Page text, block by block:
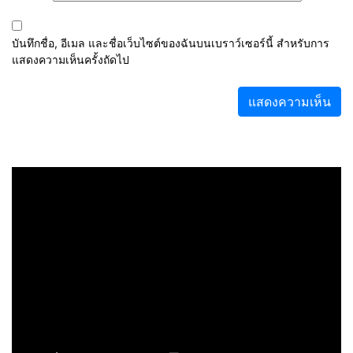
บันทึกชื่อ, อีเมล และชื่อเว็บไซต์ของฉันบนเบราว์เซอร์นี้ สำหรับการ
แสดงความเห็นครั้งถัดไป